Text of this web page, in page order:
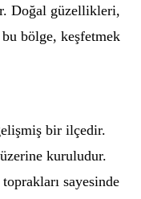
Doğal güzellikleri,
bölge, keşfetmek
bir ilçedir.
kuruludur.
sayesinde